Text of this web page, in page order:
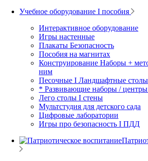
Учебное оборудование I пособия
Интерактивное оборудование
Игры настенные
Плакаты Безопасность
Пособия на магнитах
Конструирование Наборы +
ним
Песочные I Ландшафтные столы
* Развивающие наборы / центры
Лего столы I стены
Мультстудия для детского сада
Цифровые лаборатории
Игры про безопасность I ПДД